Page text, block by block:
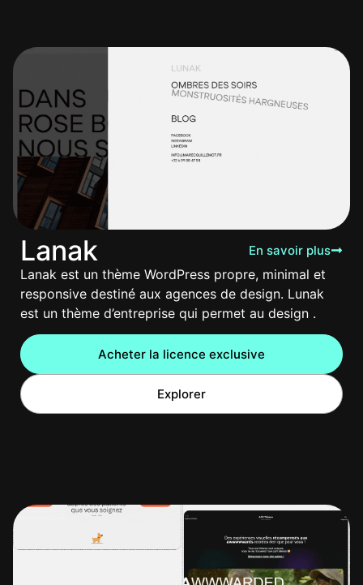
Lanak En savoir plus
Lanak est un thème WordPress propre, minimal et
responsive destiné aux agences de design. Lunak
est un thème d’entreprise qui permet au design .
Acheter la licence exclusive
Explorer